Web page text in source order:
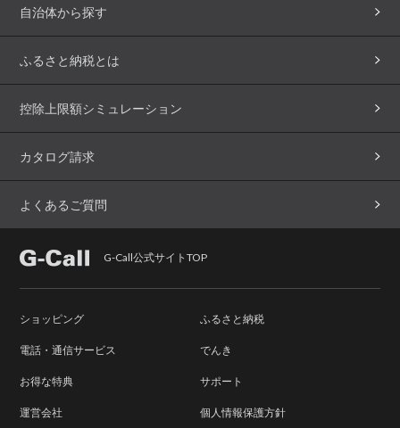
自治体から探す
ふるさと納税とは
控除上限額シミュレーション
カタログ請求
よくあるご質問
G-Call公式サイトTOP
ショッピング ふるさと納税
電話・通信サービス でんき
お得な特典 サポート
運営会社 個人情報保護方針